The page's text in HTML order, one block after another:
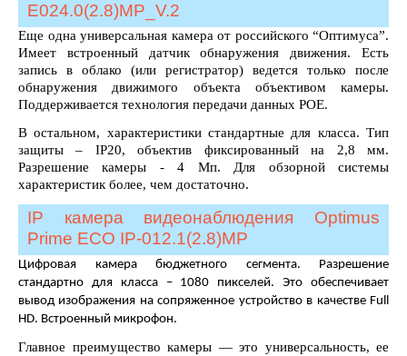
E024.0(2.8)MP_V.2
Еще одна универсальная камера от российского “Оптимуса”.
Имеет встроенный датчик обнаружения движения. Есть
запись в облако (или регистратор) ведется только после
обнаружения движимого объекта объективом камеры.
Поддерживается технология передачи данных POE.
В остальном, характеристики стандартные для класса. Тип
защиты – IP20, объектив фиксированный на 2,8 мм.
Разрешение камеры - 4 Мп. Для обзорной системы
характеристик более, чем достаточно.
IP камера видеонаблюдения Optimus
Prime ECO IP-012.1(2.8)MP
Цифровая камера бюджетного сегмента. Разрешение
стандартно для класса – 1080 пикселей. Это обеспечивает
вывод изображения на сопряженное устройство в качестве Full
HD. Встроенный микрофон.
Главное преимущество камеры — это универсальность, ее